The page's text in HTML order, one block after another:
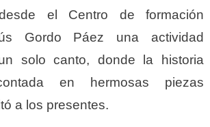
el Centro de formación
Gordo Páez una actividad
solo canto, donde la historia
en hermosas piezas
a los presentes.